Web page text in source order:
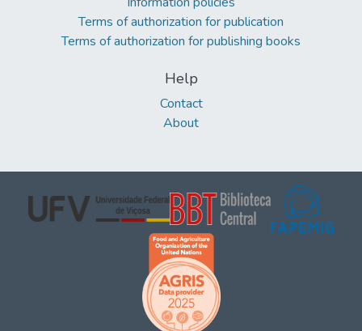
Terms of authorization for publication
Terms of authorization for publishing books
Help
Contact
About